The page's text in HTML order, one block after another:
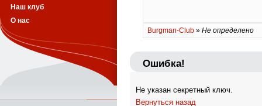
Burgman-Club » Не определено
Ошибка!
Не указан секретный ключ.
Вернуться назад
Наш клуб
О нас